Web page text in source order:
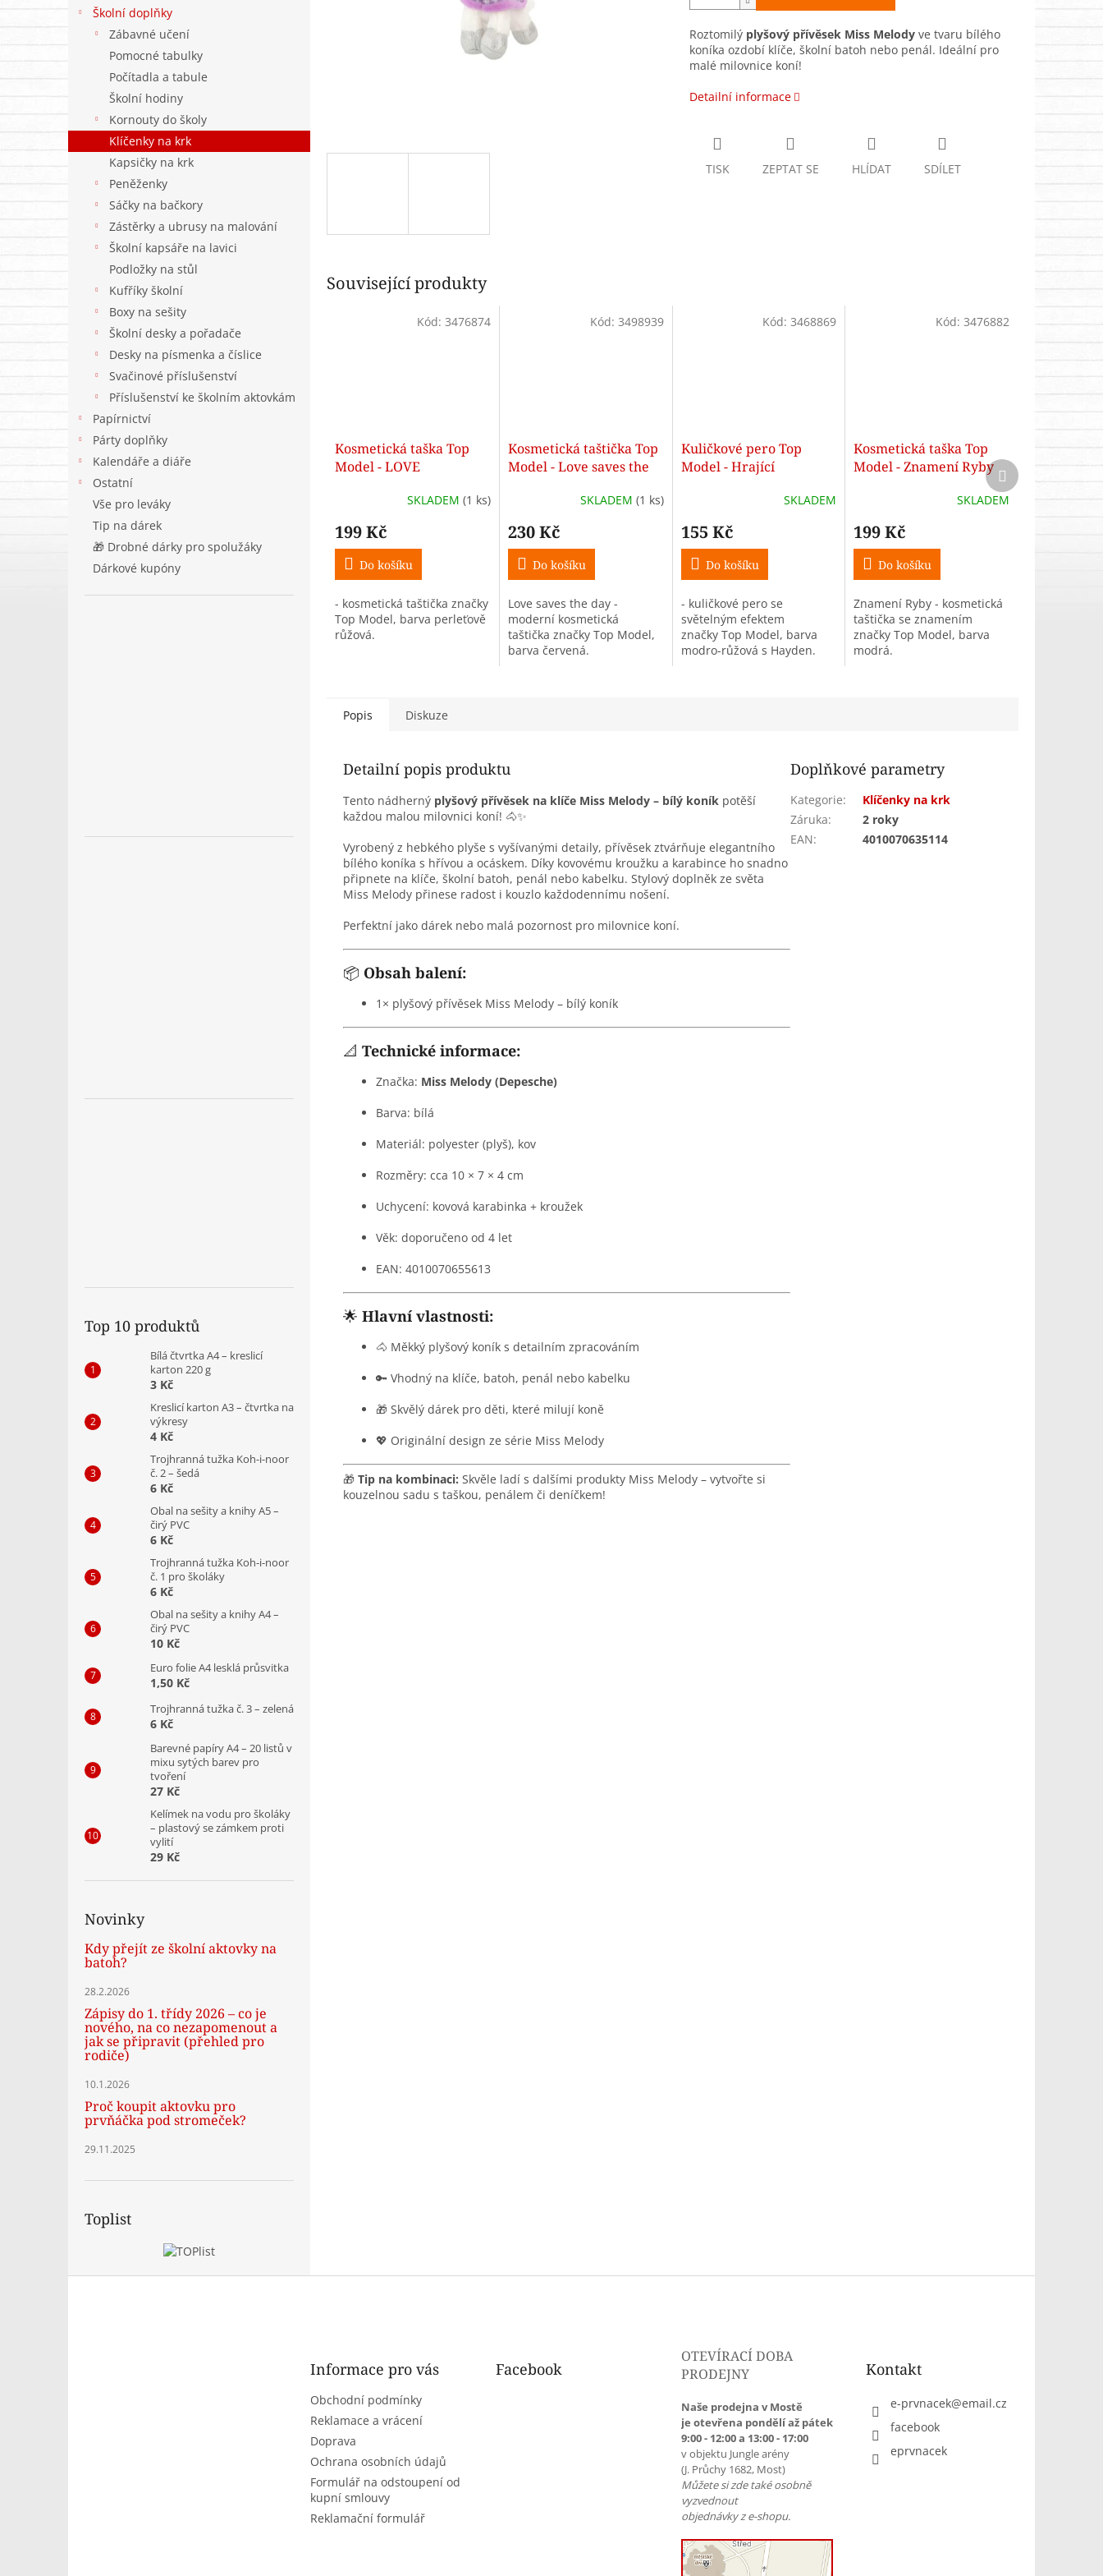
Školní doplňky
Zábavné učení
Pomocné tabulky
Počítadla a tabule
Školní hodiny
Kornouty do školy
Klíčenky na krk
Kapsičky na krk
Peněženky
Sáčky na bačkory
Zástěrky a ubrusy na malování
Školní kapsáře na lavici
Podložky na stůl
Kufříky školní
Boxy na sešity
Školní desky a pořadače
Desky na písmenka a číslice
Svačinové příslušenství
Příslušenství ke školním aktovkám
Papírnictví
Párty doplňky
Kalendáře a diáře
Ostatní
Vše pro leváky
Tip na dárek
🎁 Drobné dárky pro spolužáky
Dárkové kupóny
Top 10 produktů
Bílá čtvrtka A4 – kreslicí
karton 220 g
3 Kč
Kreslicí karton A3 – čtvrtka na
výkresy
4 Kč
Trojhranná tužka Koh-i-noor
č. 2 – šedá
6 Kč
Obal na sešity a knihy A5 –
čirý PVC
6 Kč
Trojhranná tužka Koh-i-noor
č. 1 pro školáky
6 Kč
Obal na sešity a knihy A4 –
čirý PVC
10 Kč
Euro folie A4 lesklá průsvitka
1,50 Kč
Trojhranná tužka č. 3 – zelená
6 Kč
Barevné papíry A4 – 20 listů v
mixu sytých barev pro
tvoření
27 Kč
Kelímek na vodu pro školáky
– plastový se zámkem proti
vylití
29 Kč
Novinky
Kdy přejít ze školní aktovky na
batoh?
28.2.2026
Zápisy do 1. třídy 2026 – co je
nového, na co nezapomenout a
jak se připravit (přehled pro
rodiče)
10.1.2026
Proč koupit aktovku pro
prvňáčka pod stromeček?
29.11.2025
Toplist
Roztomilý plyšový přívěsek Miss Melodyve tvaru bílého
koníka ozdobí klíče, školní batoh nebo penál. Ideální pro
malé milovnice koní!
Detailní informace
TISK ZEPTAT SE HLÍDAT SDÍLET
Související produkty
Kosmetická taška Top
Model - LOVE
SKLADEM (1 ks)
199 Kč
Do košíku
- kosmetická taštička značky
Top Model, barva perleťově
růžová.
Kód: 3476874
Kosmetická taštička Top
Model - Love saves the
SKLADEM (1 ks)
230 Kč
Do košíku
Love saves the day -
moderní kosmetická
taštička značky Top Model,
barva červená.
Kód: 3498939
Kuličkové pero Top
Model - Hrající
SKLADEM
155 Kč
Do košíku
- kuličkové pero se
světelným efektem
značky Top Model, barva
modro-růžová s Hayden.
Kód:3468869
Kosmetická taška Top
Model - Znamení Ryby
SKLADEM
199 Kč
Do košíku
Znamení Ryby - kosmetická
taštička se znamením
značky Top Model, barva
modrá.
Kód: 3476882
Další
produkt
Popis Diskuze
Detailní popis produktu
Tento nádherný plyšový přívěsek na klíče Miss Melody – bílý koník potěší
každou malou milovnici koní! 🐴✨
Vyrobený z hebkého plyše s vyšívanými detaily, přívěsek ztvárňuje elegantního
bílého koníka s hřívou a ocáskem. Díky kovovému kroužku a karabince ho snadno
připnete na klíče, školní batoh, penál nebo kabelku. Stylový doplněk ze světa
Miss Melody přinese radost i kouzlo každodennímu nošení.
Perfektní jako dárek nebo malá pozornost pro milovnice koní.
📦 Obsah balení:
1× plyšový přívěsek Miss Melody – bílý koník
📐 Technické informace:
Značka: Miss Melody (Depesche)
Barva: bílá
Materiál: polyester (plyš), kov
Rozměry: cca 10 × 7 × 4 cm
Uchycení: kovová karabinka + kroužek
Věk: doporučeno od 4 let
EAN: 4010070655613
🌟 Hlavní vlastnosti:
🐴 Měkký plyšový koník s detailním zpracováním
🔑 Vhodný na klíče, batoh, penál nebo kabelku
🎁 Skvělý dárek pro děti, které milují koně
💖 Originální design ze série Miss Melody
🎁 Tip na kombinaci: Skvěle ladí s dalšími produkty Miss Melody – vytvořte si
kouzelnou sadu s taškou, penálem či deníčkem!
Doplňkové parametry
Kategorie:
Klíčenky na krk
Záruka:
2 roky
EAN: 4010070635114
Informace pro vás
Obchodní podmínky
Reklamace a vrácení
Doprava
Ochrana osobních údajů
Formulář na odstoupení od
kupní smlouvy
Reklamační formulář
Facebook
OTEVÍRACÍ DOBA
PRODEJNY
Naše prodejna v Mostě
je otevřena pondělí až pátek
9:00 - 12:00 a 13:00 - 17:00
v objektu Jungle arény
(J. Průchy 1682, Most)
Můžete si zde také osobně
vyzvednout
objednávky z e-shopu.
Kontakt
e-prvnacek@email.cz
facebook
eprvnacek